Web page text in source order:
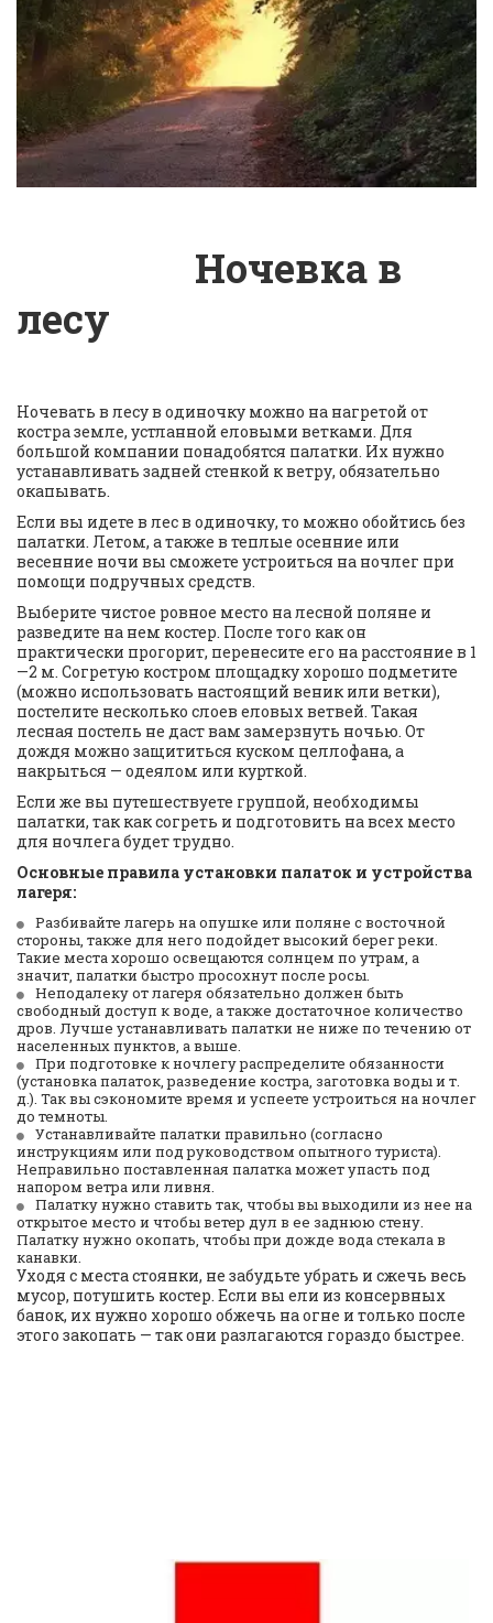
лесу
Ночевать в лесу в одиночку можно на нагретой от
костра земле, устланной еловыми ветками. Для
большой компании понадобятся палатки. Их нужно
устанавливать задней стенкой к ветру, обязательно
окапывать.
Если вы идете в лес в одиночку, то можно обойтись без
палатки. Летом, а также в теплые осенние или
весенние ночи вы сможете устроиться на ночлег при
помощи подручных средств.
Выберите чистое ровное место на лесной поляне и
разведите на нем костер. После того как он
практически прогорит, перенесите его на расстояние в 1
—2 м. Согретую костром площадку хорошо подметите
(можно использовать настоящий веник или ветки),
постелите несколько слоев еловых ветвей. Такая
лесная постель не даст вам замерзнуть ночью. От
дождя можно защититься куском целлофана, а
накрыться — одеялом или курткой.
Если же вы путешествуете группой, необходимы
палатки, так как согреть и подготовить на всех место
для ночлега будет трудно.
Основные правила установки палаток и устройства
лагеря:
Разбивайте лагерь на опушке или поляне с восточной
стороны, также для него подойдет высокий берег реки.
Такие места хорошо освещаются солнцем по утрам, а
значит, палатки быстро просохнут после росы.
Неподалеку от лагеря обязательно должен быть
свободный доступ к воде, а также достаточное количество
дров. Лучше устанавливать палатки не ниже по течению от
населенных пунктов, а выше.
При подготовке к ночлегу распределите обязанности
(установка палаток, разведение костра, заготовка воды и т.
д.). Так вы сэкономите время и успеете устроиться на ночлег
до темноты.
Устанавливайте палатки правильно (согласно
инструкциям или под руководством опытного туриста).
Неправильно поставленная палатка может упасть под
напором ветра или ливня.
Палатку нужно ставить так, чтобы вы выходили из нее на
открытое место и чтобы ветер дул в ее заднюю стену.
Палатку нужно окопать, чтобы при дожде вода стекала в
канавки.
Уходя с места стоянки, не забудьте убрать и сжечь весь
мусор, потушить костер. Если вы ели из консервных
банок, их нужно хорошо обжечь на огне и только после
этого закопать — так они разлагаются гораздо быстрее.